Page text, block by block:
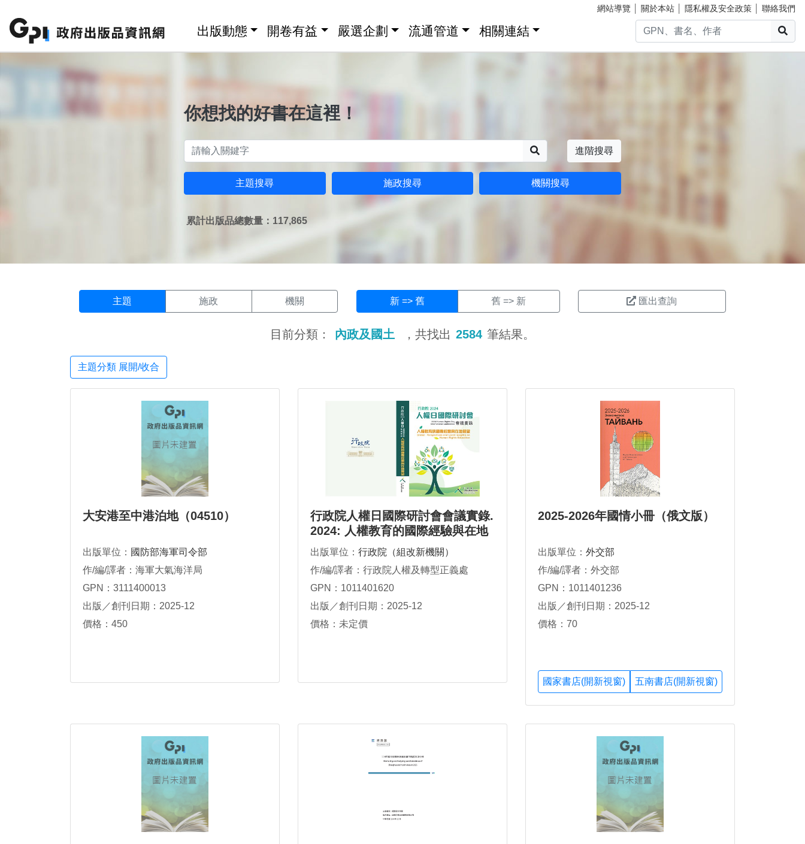
網站導覽 關於本站 隱私權及安全政策 聯絡我們
出版動態 開卷有益 嚴選企劃 流通管道 相關連結
你想找的好書在這裡！
進階搜尋
主題搜尋 施政搜尋 機關搜尋
累計出版品總數量：117,865
主題 施政 機關 新 => 舊 舊 => 新 匯出查詢
目前分類： 內政及國土 ，共找出 2584 筆結果。
主題分類 展開/收合
大安港至中港泊地（04510）
出版單位： 國防部海軍司令部
作/編/譯者：海軍大氣海洋局
GPN：3111400013
出版／創刊日期：2025-12
價格：450
行政院人權日國際研討會會議實錄.
2024: 人權教育的國際經驗與在地
展望
出版單位： 行政院（組改新機關）
作/編/譯者：行政院人權及轉型正義處
GPN：1011401620
出版／創刊日期：2025-12
價格：未定價
2025-2026年國情小冊（俄文版）
出版單位： 外交部
作/編/譯者：外交部
GPN：1011401236
出版／創刊日期：2025-12
價格：70
國家書店(開新視窗) 五南書店(開新視窗)